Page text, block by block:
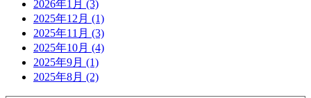
2026年1月 (3)
2025年12月 (1)
2025年11月 (3)
2025年10月 (4)
2025年9月 (1)
2025年8月 (2)